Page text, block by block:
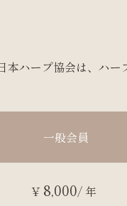
本ハープ協会は、ハ
一般会員
¥ 8,000/ 年